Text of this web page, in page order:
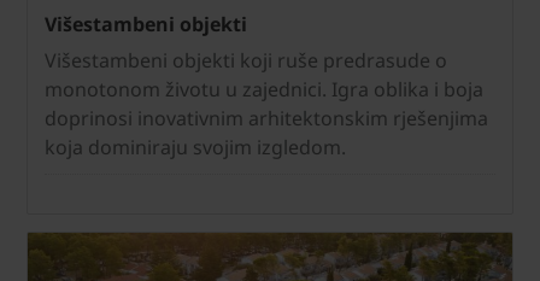
Višestambeni objekti
Višestambeni objekti koji ruše predrasude o
monotonom životu u zajednici. Igra oblika i boja
doprinosi inovativnim arhitektonskim rješenjima
koja dominiraju svojim izgledom.